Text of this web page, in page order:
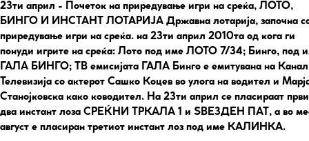
23ти април - Почеток на приредување игри на среќа, ЛОТО,
БИНГО И ИНСТАНТ ЛОТАРИЈА Државна лотарија, започна
приредување игри на среќа. на 23ти април 2010та од кога ги
понуди игрите на среќа: Лото под име ЛОТО 7/34; Бинго, под
ГАЛА БИНГО; ТВ емисијата ГАЛА Бинго е емитувана на
Телевизија со актерот Сашко Коцев во улога на водител и
Станојковска како ководител. На 23ти април се пласираат
два инстант лоза СРЕЌНИ ТРКАЛА 1 и ЅВЕЗДЕН ПАТ, а во
август е пласиран третиот инстант лоз под име КАЛИНКА.